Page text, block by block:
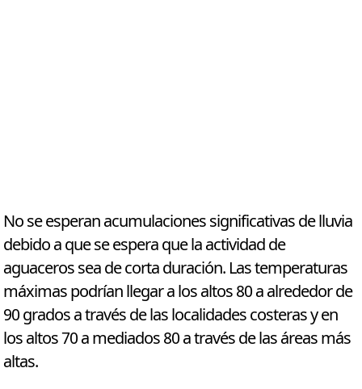
No se esperan acumulaciones significativas de lluvia
debido a que se espera que la actividad de
aguaceros sea de corta duración. Las temperaturas
máximas podrían llegar a los altos 80 a alrededor de
90 grados a través de las localidades costeras y en
los altos 70 a mediados 80 a través de las áreas más
altas.